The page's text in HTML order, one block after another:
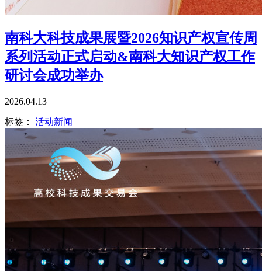
南科大科技成果展暨2026知识产权宣传周
系列活动正式启动&南科大知识产权工作
研讨会成功举办
2026.04.13
标签： 活动新闻